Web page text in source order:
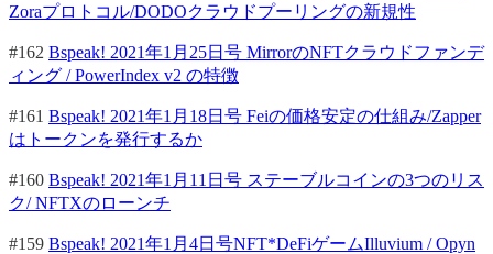
Zoraプロトコル/DODOクラウドプーリングの新規性
#162 Bspeak! 2021年1月25日号 MirrorのNFTクラウドファンデ
ィング / PowerIndex v2 の特徴
#161 Bspeak! 2021年1月18日号 Feiの価格安定の仕組み/Zapper
はトークンを発行するか
#160 Bspeak! 2021年1月11日号 ステーブルコインの3つのリス
ク/ NFTXのローンチ
#159 Bspeak! 2021年1月4日号NFT*DeFiゲームIlluvium / Opyn